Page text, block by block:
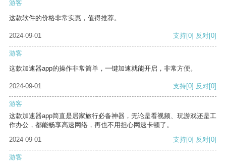
游客
这款软件的价格非常实惠，值得推荐。
2024-09-01 支持[0] 反对[0]
游客
这款加速器app的操作非常简单，一键加速就能开启，非常方便。
2024-09-01 支持[0] 反对[0]
游客
这款加速器app简直是居家旅行必备神器，无论是看视频、玩游戏还是工
作办公，都能畅享高速网络，再也不用担心网速卡顿了。
2024-09-01
支持[0] 反对[0]
游客